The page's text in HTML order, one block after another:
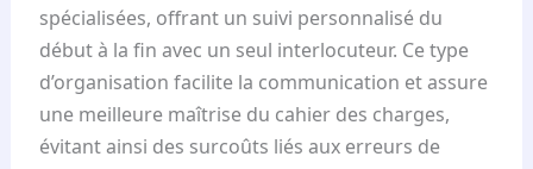
spécialisées, offrant un suivi personnalisé du
début à la fin avec un seul interlocuteur. Ce type
d’organisation facilite la communication et assure
une meilleure maîtrise du cahier des charges,
évitant ainsi des surcoûts liés aux erreurs de